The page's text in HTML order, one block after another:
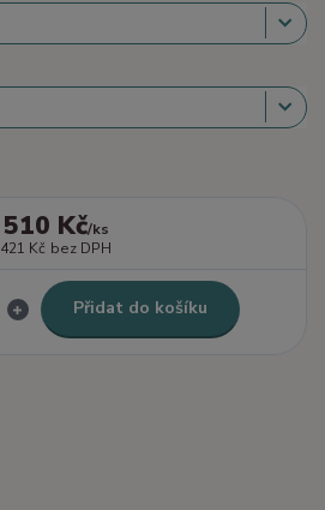
510 Kč/ks
421 Kč bez DPH
Přidat do košíku